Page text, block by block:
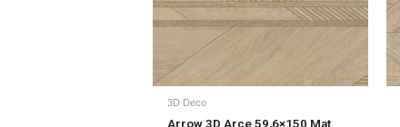
3D Deco
Arrow 3D Arce 59,6×150 Mat